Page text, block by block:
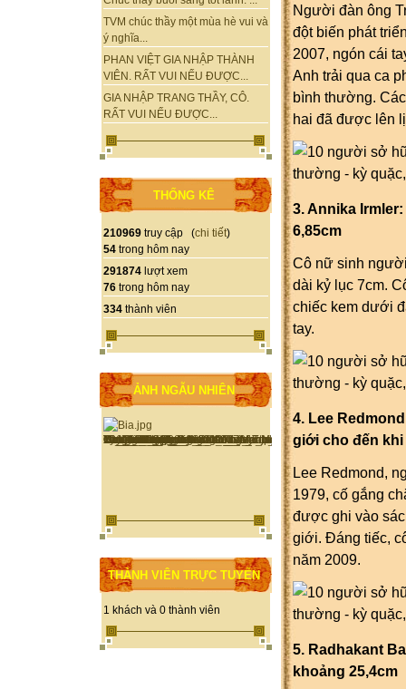
TVM chúc thầy một mùa hè vui và
ý nghĩa...
PHAN VIỆT GIA NHẬP THÀNH
VIÊN. RẤT VUI NẾU ĐƯỢC...
GIA NHẬP TRANG THẦY, CÔ.
RẤT VUI NẾU ĐƯỢC...
THỐNG KÊ
210969 truy cập (chi tiết)
54 trong hôm nay
291874 lượt xem
76 trong hôm nay
334 thành viên
ẢNH NGẪU NHIÊN
THÀNH VIÊN TRỰC TUYẾN
1 khách và 0 thành viên
Người đàn ông
đột biến phát
2007, ngón cái
Anh trải qua ca
bình thường.
hai đã được lên
3. Annika
6,85cm
Cô nữ sinh
dài kỷ lục 7cm.
chiếc kem dưới
tay.
4. Lee
giới cho đến
Lee Redmond,
1979, cố gắng
được ghi vào
giới. Đáng tiếc,
năm 2009.
5. Radhakant
khoảng 25,4cm